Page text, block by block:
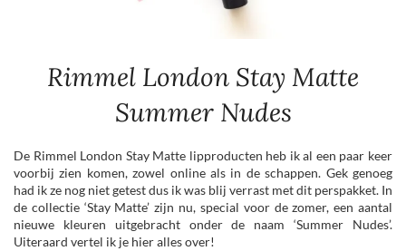
Rimmel London Stay Matte
Summer Nudes
De Rimmel London Stay Matte lipproducten heb ik al een paar keer
voorbij zien komen, zowel online als in de schappen. Gek genoeg
had ik ze nog niet getest dus ik was blij verrast met dit perspakket. In
de collectie ‘Stay Matte’ zijn nu, special voor de zomer, een aantal
nieuwe kleuren uitgebracht onder de naam ‘Summer Nudes’.
Uiteraard vertel ik je hier alles over!